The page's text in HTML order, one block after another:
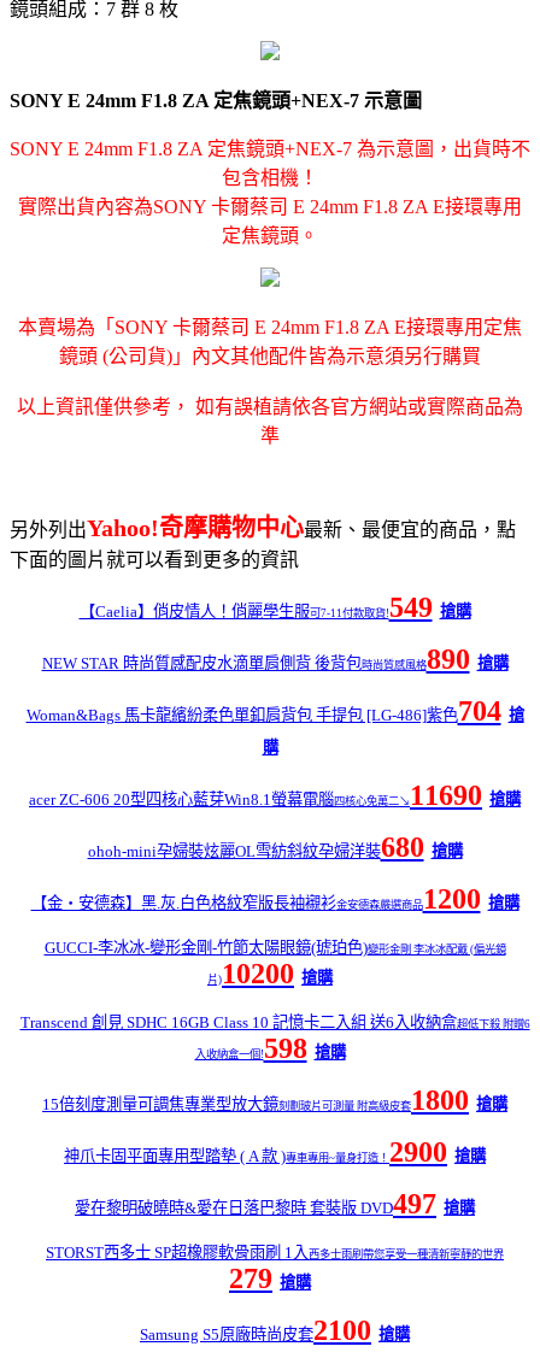
鏡頭組成：7 群 8 枚
SONY E 24mm F1.8 ZA 定焦鏡頭+NEX-7 示意圖
SONY E 24mm F1.8 ZA 定焦鏡頭+NEX-7 為示意圖，出貨時不
包含相機！
實際出貨內容為SONY 卡爾蔡司 E 24mm F1.8 ZA E接環專用
定焦鏡頭。
本賣場為「SONY 卡爾蔡司 E 24mm F1.8 ZA E接環專用定焦
鏡頭 (公司貨)」內文其他配件皆為示意須另行購買
以上資訊僅供參考， 如有誤植請依各官方網站或實際商品為
準
另外列出Yahoo!奇摩購物中心最新、最便宜的商品，點
下面的圖片就可以看到更多的資訊
【Caelia】俏皮情人！俏麗學生服可7-11付款取貨! 549 搶購
NEW STAR 時尚質感配皮水滴單肩側背 後背包 時尚質感風格890 搶購
Woman&Bags 馬卡龍繽紛柔色單釦肩背包 手提包 [LG-486]紫色704 搶
購
acer ZC-606 20型四核心藍芽Win8.1螢幕電腦四核心免萬二↘ 11690 搶購
ohoh-mini孕婦裝炫麗OL雪紡斜紋孕婦洋裝680 搶購
【金‧安德森】黑.灰.白色格紋窄版長袖襯衫金安德森嚴選商品1200 搶購
GUCCI-李冰冰-變形金剛-竹節太陽眼鏡(琥珀色)變形金剛 李冰冰配戴 (偏光鏡
片) 10200 搶購
Transcend 創見 SDHC 16GB Class 10 記憶卡二入組 送6入收納盒超低下殺 附贈6
入收納盒一個! 598 搶購
15倍刻度測量可調焦專業型放大鏡刻劃玻片可測量 附高級皮套 1800 搶購
神爪卡固平面專用型踏墊 ( A 款 )專車專用~量身打造！ 2900 搶購
愛在黎明破曉時&愛在日落巴黎時 套裝版 DVD497 搶購
STORST西多士 SP超橡膠軟骨雨刷 1入 西多士雨刷帶您享受一種清新寧靜的世界
279 搶購
Samsung S5原廠時尚皮套2100 搶購